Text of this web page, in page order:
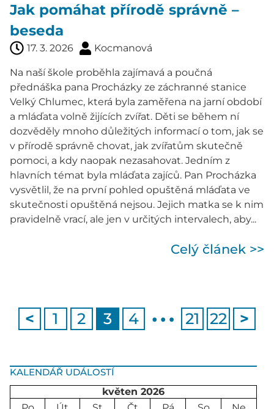
KALENDÁŘ UDÁLOSTÍ
květen 2026
Jak pomáhat přírodě správně –
beseda
17. 3. 2026 Kocmanová
Na naší škole proběhla zajímavá a poučná
přednáška pana Procházky ze záchranné stanice
Velký Chlumec, která byla zaměřena na jarní období
a mláďata volně žijících zvířat. Děti se během ní
dozvěděly mnoho důležitých informací o tom, jak se
v přírodě správně chovat, jak zvířatům skutečně
pomoci, a kdy naopak nezasahovat. Jedním z
hlavních témat byla mláďata zajíců. Pan Procházka
vysvětlil, že na první pohled opuštěná mláďata ve
skutečnosti opuštěná nejsou. Jejich matka se k nim
pravidelně vrací, ale jen v určitých intervalech, aby...
Celý článek >>
< 1 2 3 4 … 21 22 >